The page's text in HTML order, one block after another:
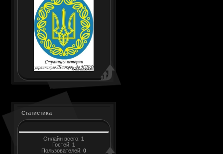
Статистика
Онлайн всего: 1
Гостей: 1
Пользователей: 0